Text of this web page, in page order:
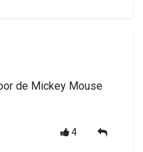
de Mickey Mouse
4